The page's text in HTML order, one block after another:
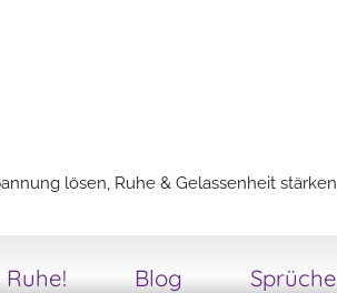
lösen, Ruhe & Gelassenheit
Blog